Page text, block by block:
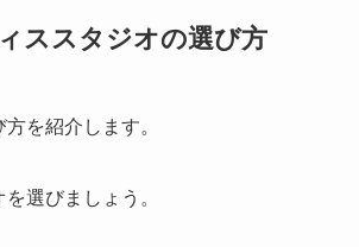
ススタジオの選び方
を紹介します。
選びましょう。